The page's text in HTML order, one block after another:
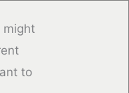
might
to